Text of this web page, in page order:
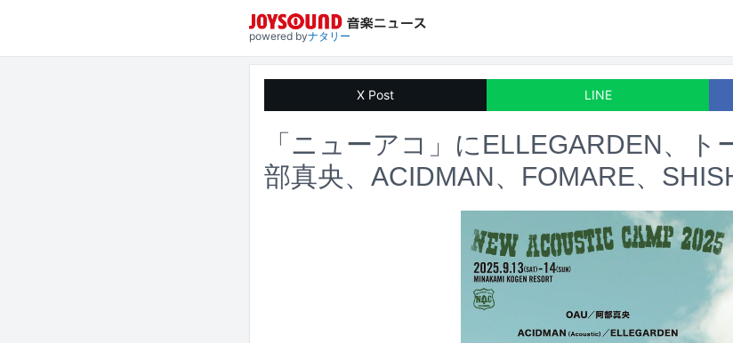
powered byナタリー
X Post LINE
「ニューアコ」にELLEGARDEN、ト
部真央、ACIDMAN、FOMARE、